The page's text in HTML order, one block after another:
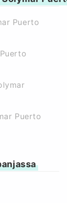
Puerto
Puerto